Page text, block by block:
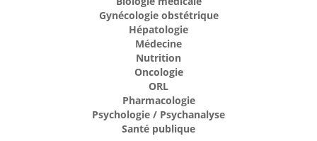
Gynécologie obstétrique
Hépatologie
Médecine
Nutrition
Oncologie
ORL
Pharmacologie
Psychologie / Psychanalyse
Santé publique